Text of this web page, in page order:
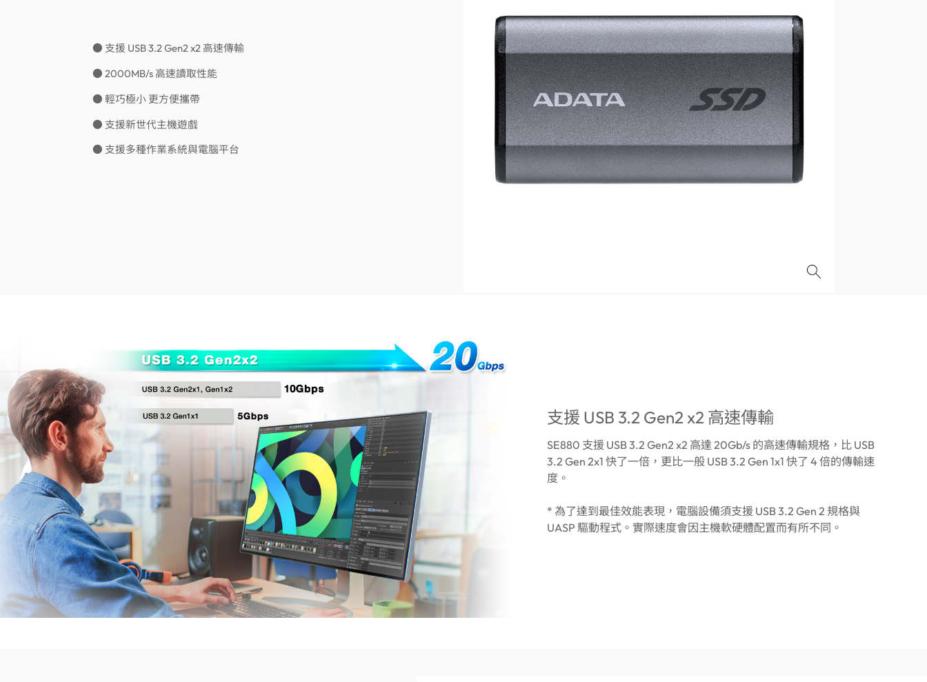
● 支援 USB 3.2 Gen2 x2 高速傳輸
● 2000MB/s 高速讀取性能
● 輕巧極小 更方便攜帶
● 支援新世代主機遊戲
● 支援多種作業系統與電腦平台
支援 USB 3.2 Gen2 x2 高速傳輸
SE880 支援 USB 3.2 Gen2 x2 高達 20Gb/s 的高速傳輸規格，比 USB
3.2 Gen 2x1 快了一倍，更比一般 USB 3.2 Gen 1x1 快了 4 倍的傳輸速
度。
* 為了達到最佳效能表現，電腦設備須支援 USB 3.2 Gen 2 規格與
UASP 驅動程式。實際速度會因主機軟硬體配置而有所不同。